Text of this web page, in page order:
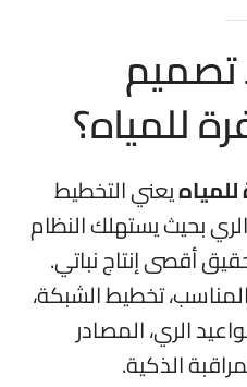
تصميم
للمياه؟
يعني التخطيط
بحيث يستهلك النظام
أقصى إنتاج نباتي.
تخطيط الشبكة،
الري، المصادر
الذكية.